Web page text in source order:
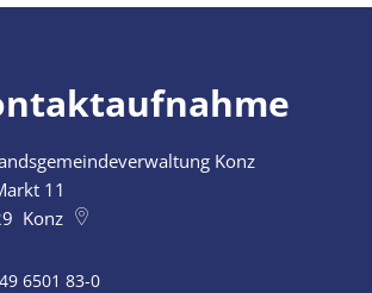
Konz
11
Konz
6501 83-0